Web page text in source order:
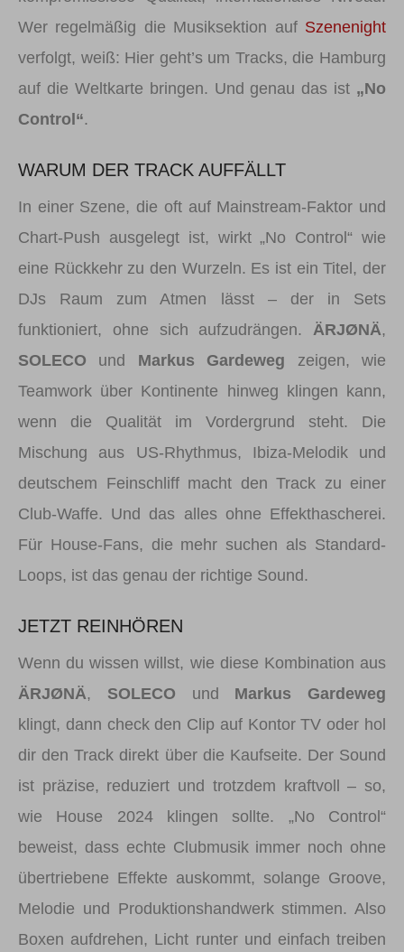
Wer regelmäßig die Musiksektion auf Szenenight
verfolgt, weiß: Hier geht’s um Tracks, die Hamburg
auf die Weltkarte bringen. Und genau das ist „No
Control“.
WARUM DER TRACK AUFFÄLLT
In einer Szene, die oft auf Mainstream-Faktor und
Chart-Push ausgelegt ist, wirkt „No Control“ wie
eine Rückkehr zu den Wurzeln. Es ist ein Titel, der
DJs Raum zum Atmen lässt – der in Sets
funktioniert, ohne sich aufzudrängen. ÄRJØNÄ,
SOLECO und Markus Gardeweg zeigen, wie
Teamwork über Kontinente hinweg klingen kann,
wenn die Qualität im Vordergrund steht. Die
Mischung aus US-Rhythmus, Ibiza-Melodik und
deutschem Feinschliff macht den Track zu einer
Club-Waffe. Und das alles ohne Effekthascherei.
Für House-Fans, die mehr suchen als Standard-
Loops, ist das genau der richtige Sound.
JETZT REINHÖREN
Wenn du wissen willst, wie diese Kombination aus
ÄRJØNÄ, SOLECO und Markus Gardeweg
klingt, dann check den Clip auf Kontor TV oder hol
dir den Track direkt über die Kaufseite. Der Sound
ist präzise, reduziert und trotzdem kraftvoll – so,
wie House 2024 klingen sollte. „No Control“
beweist, dass echte Clubmusik immer noch ohne
übertriebene Effekte auskommt, solange Groove,
Melodie und Produktionshandwerk stimmen. Also
Boxen aufdrehen, Licht runter und einfach treiben